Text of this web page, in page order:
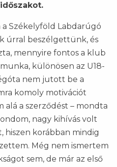
Székelyföld Labdarúgó
úrral beszélgettünk, és
mennyire fontos a klub
különösen az U18-
nem jutott be a
komoly motivációt
a szerződést – mondta
nagy kihívás volt
hiszen korábban mindig
Még nem ismertem
sem, de már az első